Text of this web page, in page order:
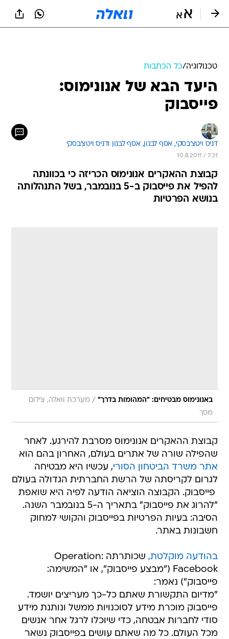
טכנולוגיה/כל הכתבות
היעד הבא של אנונימוס:
פייסבוק
דניס ויטצ'בסקי, אסף לבנון, אסף לבנון ודניס ויטצ'בסקי
10.8.2011 / 7:31
קבוצת ההאקרים אנונימוס הכריזה כי בכוונתה
להפיל את פייסבוק ב-5 בנובמבר, בשל התנהלותה
בנושא הפרטיות
באנונימוס מבטיחים: "המהומות בדרך" / מערכת וואלה, צילום
מסך
קבוצת ההאקרים אנונימוס מסרבת להירגע. לאחר
שהפילה שורה של אתרים בעולם, האחרון בהם הוא
אתר משרד הביטחון הסורי, עכשיו היא מבטיחה
לגרום לקריסתה של הרשת החברתית הגדולה בעולם
 פייסבוק. הקבוצה הוציאה הודעה לפיה היא שואפת
"להרוג את פייסבוק" בתאריך ה-5 בנובמבר השנה.
הסיבה: בעיות הפרטיות בפייסבוק והקושי למחוק
חשבונות באתר.
בהודעה מוקלטת,
שכותרתה Operation:
Facebook ("מבצע פייסבוק", או "המשימה:
פייסבוק") נאמר:
"מדיום התקשורת שאתם כל-כך מעריצים יושמד.
פייסבוק מוכרת מידע לסוכנויות ממשל ונותנת מידע
סודי לחברות אבטחה, כדי שיוכלו לרגל אחר אנשים
מכל העולם. כל מה שאתם עושים בפייסבוק נשאר